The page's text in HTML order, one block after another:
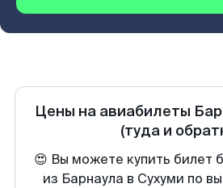
Цены на авиабилеты
(туда и
😍 Вы можете купить билет
из Барнаула в Сухуми по